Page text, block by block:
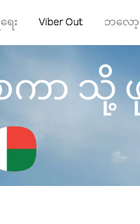
ေး Viber Out ဘလော့
ကာ သို့